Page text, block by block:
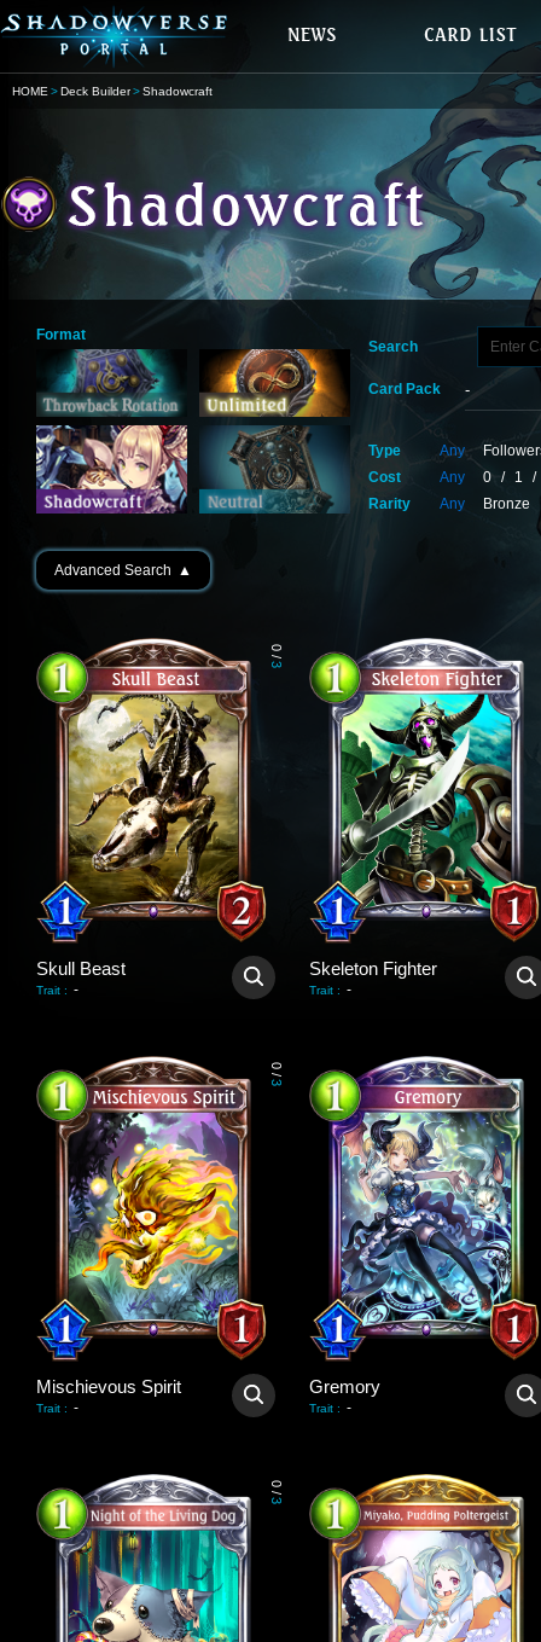
HOME Deck Builder Shadowcraft
Format
Search
Card Pack
Type Any
Cost
Any 0 / 1
/
Rarity
Any Bronze
Advanced Search ▲
0
/
3
Skull Beast
Trait : -
Skeleton Fighter
Trait : -
0
/
3
Mischievous Spirit
Trait : -
Gremory
Trait : -
0
/
3